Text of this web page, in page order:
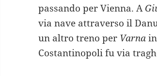
passando per Vienna. A
via nave attraverso il
un altro treno per Varna
Costantinopoli fu via